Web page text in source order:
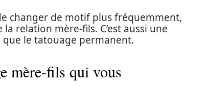
changer de motif plus fréquemment,
relation mère-fils. C’est aussi une
le tatouage permanent.
mère-fils qui vous